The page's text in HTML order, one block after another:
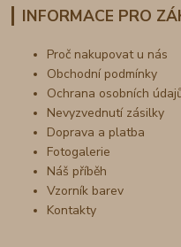
INFORMACE PRO
Proč nakupovat u nás
Obchodní podmínky
Ochrana osobních
Nevyzvednutí zásilky
Doprava a platba
Fotogalerie
Náš příběh
Vzorník barev
Kontakty